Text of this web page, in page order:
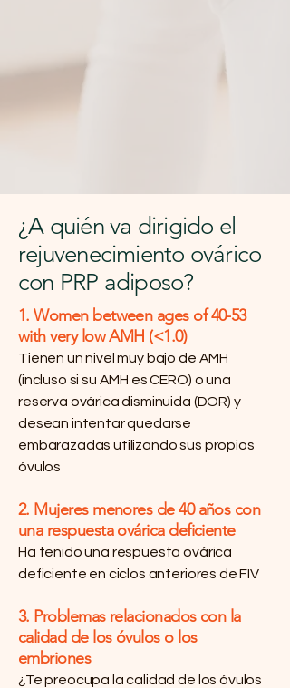
vivos en mujeres mayores de 45 años
¿A quién va dirigido el
rejuvenecimiento ovárico
con PRP adiposo?
1. Women between ages of 40-53
with very low AMH (<1.0)
Tienen un nivel muy bajo de AMH
(incluso si su AMH es CERO) o una
reserva ovárica disminuida (DOR) y
desean intentar quedarse
embarazadas utilizando sus propios
óvulos
2. Mujeres menores de 40 años con
una respuesta ovárica deficiente
Ha tenido una respuesta ovárica
deficiente en ciclos anteriores de FIV
3. Problemas relacionados con la
calidad de los óvulos o los
embriones
¿Te preocupa la calidad de los óvulos